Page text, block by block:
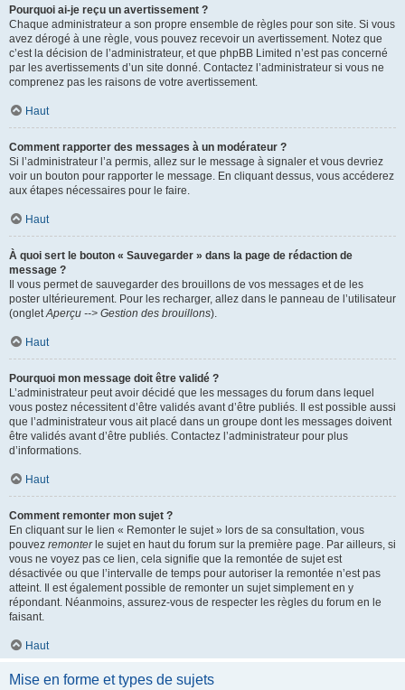
Pourquoi ai-je reçu un avertissement ?
Chaque administrateur a son propre ensemble de règles pour son site. Si vous
avez dérogé à une règle, vous pouvez recevoir un avertissement. Notez que
c’est la décision de l’administrateur, et que phpBB Limited n’est pas concerné
par les avertissements d’un site donné. Contactez l’administrateur si vous ne
comprenez pas les raisons de votre avertissement.
Haut
Comment rapporter des messages à un modérateur ?
Si l’administrateur l’a permis, allez sur le message à signaler et vous devriez
voir un bouton pour rapporter le message. En cliquant dessus, vous accéderez
aux étapes nécessaires pour le faire.
Haut
À quoi sert le bouton « Sauvegarder » dans la page de rédaction de
message ?
Il vous permet de sauvegarder des brouillons de vos messages et de les
poster ultérieurement. Pour les recharger, allez dans le panneau de l’utilisateur
(ongletAperçu --> Gestion des brouillons).
Haut
Pourquoi mon message doit être validé ?
L’administrateur peut avoir décidé que les messages du forum dans lequel
vous postez nécessitent d’être validés avant d’être publiés. Il est possible aussi
que l’administrateur vous ait placé dans un groupe dont les messages doivent
être validés avant d’être publiés. Contactez l’administrateur pour plus
d’informations.
Haut
Comment remonter mon sujet ?
En cliquant sur le lien « Remonter le sujet » lors de sa consultation, vous
pouvez remonterle sujet en haut du forum sur la première page. Par ailleurs, si
vous ne voyez pas ce lien, cela signifie que la remontée de sujet est
désactivée ou que l’intervalle de temps pour autoriser la remontée n’est pas
atteint. Il est également possible de remonter un sujet simplement en y
répondant. Néanmoins, assurez-vous de respecter les règles du forum en le
faisant.
Haut
Mise en forme et types de sujets